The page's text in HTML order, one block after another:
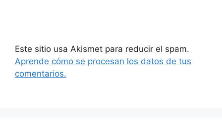
Este sitio usa Akismet para reducir el spam.
Aprende cómo se procesan los datos de tus
comentarios.